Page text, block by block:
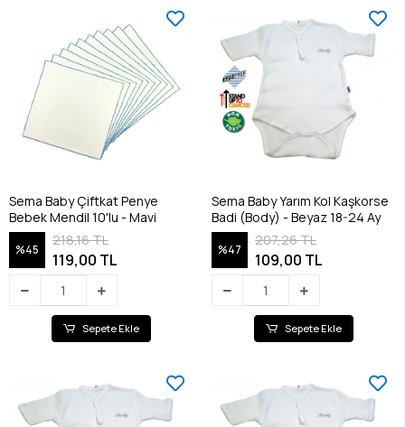
Sema Baby Çiftkat Penye
Bebek Mendil 10'lu - Mavi
%45
218,16 TL
119,00 TL
Sepete Ekle
Sema Baby Yarım Kol Kaşkorse
Badi (Body) - Beyaz 18-24 Ay
%47
207,26 TL
109,00 TL
Sepete Ekle